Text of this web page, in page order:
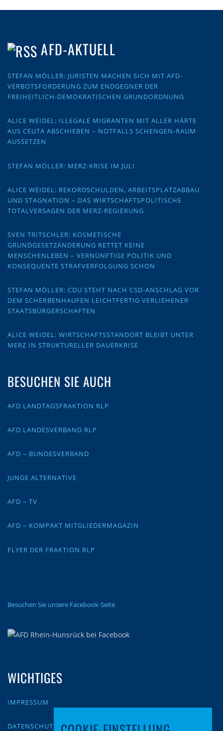
AFD-AKTUELL
STEFAN MÖLLER: JURISTEN MACHEN SICH MIT AFD-
VERBOTSFORDERUNG ZUM ENDGEGNER DER
FREIHEITLICH-DEMOKRATISCHEN GRUNDORDNUNG
ALICE WEIDEL: ILLEGALE MIGRANTEN MIT ALLER HÄRTE
AUS CEUTA ABSCHIEBEN – NOTFALLS SCHENGEN-RAUM
AUSSETZEN
STEFAN MÖLLER: MERZ-KRISE IM JULI
ALICE WEIDEL: REKORDSCHULDEN, ARBEITSPLATZABBAU
UND STAGNATION – DAS WIRTSCHAFTSPOLITISCHE
TOTALVERSAGEN DER MERZ-REGIERUNG
SVEN TRITSCHLER: KOSMETISCHE
GRUNDGESETZÄNDERUNG RETTET KEINE
MENSCHENLEBEN – VERNÜNFTIGE POLITIK UND
KONSEQUENTE STRAFVERFOLGUNG SCHON
STEFAN MÖLLER: CDU STEHT NACH CSD-ANSCHLAG VOR
DEM SCHERBENHAUFEN LEICHTFERTIG VERLIEHENER
STAATSBÜRGERSCHAFTEN
ALICE WEIDEL: WIRTSCHAFTSSTANDORT BLEIBT UNTER
MERZ IN STRUKTURELLER DAUERKRISE
BESUCHEN SIE AUCH
AFD LANDTAGSFRAKTION RLP
AFD LANDESVERBAND RLP
AFD – BUNDESVERBAND
JUNGE ALTERNATIVE
AFD – TV
AFD – KOMPAKT MITGLIEDERMAGAZIN
FLYER DER FRAKTION RLP
Besuchen Sie unsere Facebook-Seite
WICHTIGES
IMPRESSUM
DATENSCHUTZ